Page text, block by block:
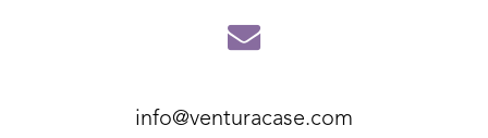
info@venturacase.com